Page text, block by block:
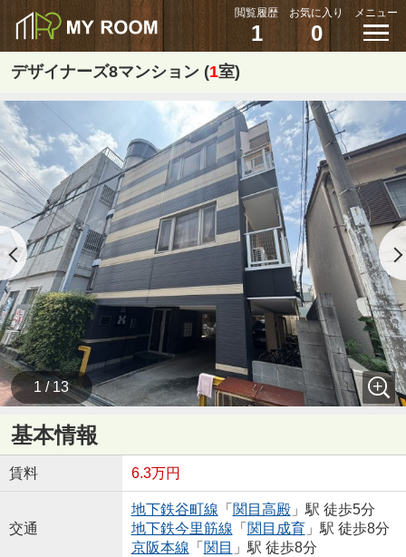
閲覧履歴
1
お気に入り
0
メニュー
デザイナーズ8マンション (1室)
1 / 13
基本情報
賃料 6.3万円
交通
地下鉄谷町線 「 関目高殿」駅 徒歩5分
地下鉄今里筋線 「 関目成育」駅 徒歩8分
京阪本線 「 関目 」駅 徒歩8分